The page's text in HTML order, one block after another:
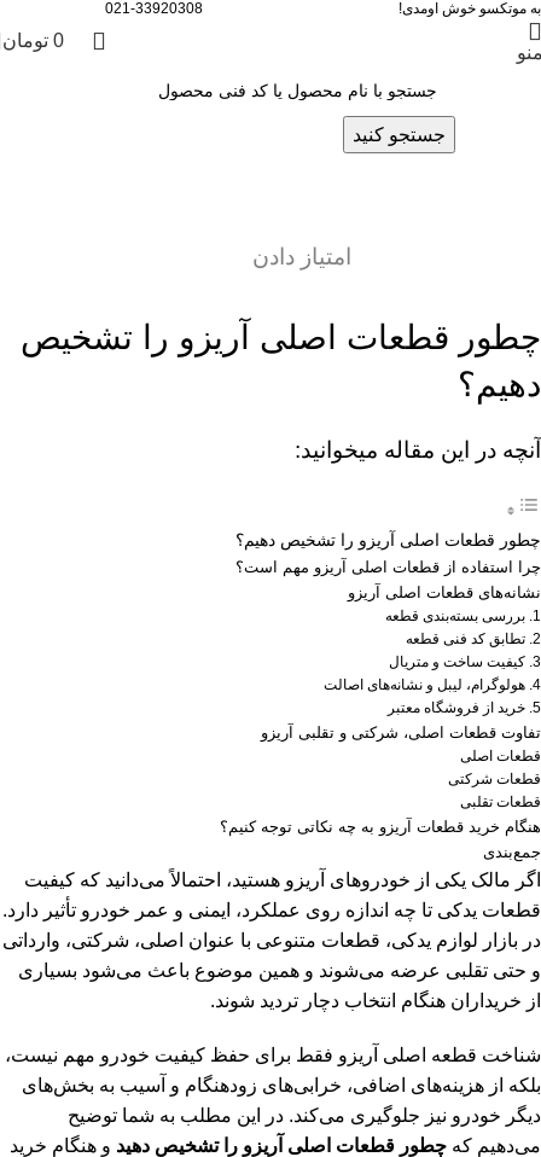
به موتکسو خوش اومدی! 021-33920308
0 تومان
جستجو کنید
وبلاگ
چطور قطعات اصلی آریزو را تشخیص
امتیاز دادن
چطور قطعات اصلی آریزو را تشخیص
دهیم؟
آنچه در این مقاله میخوانید:
چطور قطعات اصلی آریزو را تشخیص دهیم؟
چرا استفاده از قطعات اصلی آریزو مهم است؟
نشانه‌های قطعات اصلی آریزو
1. بررسی بسته‌بندی قطعه
2. تطابق کد فنی قطعه
3. کیفیت ساخت و متریال
4. هولوگرام، لیبل و نشانه‌های اصالت
5. خرید از فروشگاه معتبر
تفاوت قطعات اصلی، شرکتی و تقلبی آریزو
قطعات اصلی
قطعات شرکتی
قطعات تقلبی
هنگام خرید قطعات آریزو به چه نکاتی توجه کنیم؟
جمع‌بندی
اگر مالک یکی از خودروهای آریزو هستید، احتمالاً می‌دانید که کیفیت
قطعات یدکی تا چه اندازه روی عملکرد، ایمنی و عمر خودرو تأثیر دارد.
در بازار لوازم یدکی، قطعات متنوعی با عنوان اصلی، شرکتی، وارداتی
و حتی تقلبی عرضه می‌شوند و همین موضوع باعث می‌شود بسیاری
از خریداران هنگام انتخاب دچار تردید شوند.
شناخت قطعه اصلی آریزو فقط برای حفظ کیفیت خودرو مهم نیست،
بلکه از هزینه‌های اضافی، خرابی‌های زودهنگام و آسیب به بخش‌های
دیگر خودرو نیز جلوگیری می‌کند. در این مطلب به شما توضیح
می‌دهیم که چطور قطعات اصلی آریزو را تشخیص دهید و هنگام خرید